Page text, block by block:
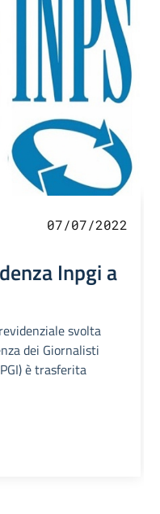
07/07/2022
Inpgi a
svolta
dei Giornalisti
è trasferita